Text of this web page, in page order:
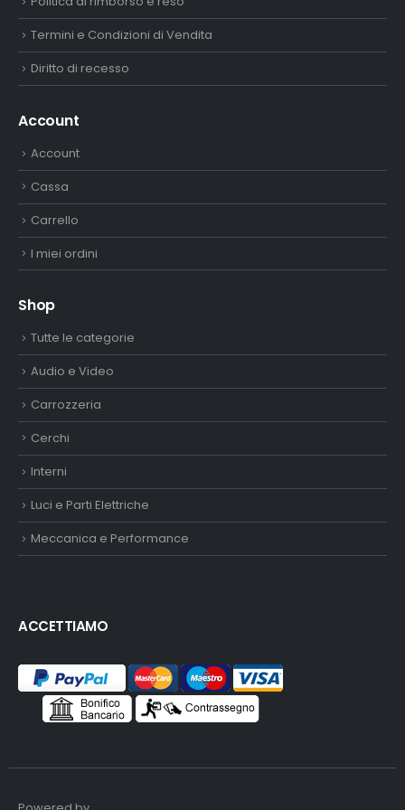
Termini e Condizioni di Vendita
Diritto di recesso
Account
Account
Cassa
Carrello
I miei ordini
Shop
Tutte le categorie
Audio e Video
Carrozzeria
Cerchi
Interni
Luci e Parti Elettriche
Meccanica e Performance
ACCETTIAMO